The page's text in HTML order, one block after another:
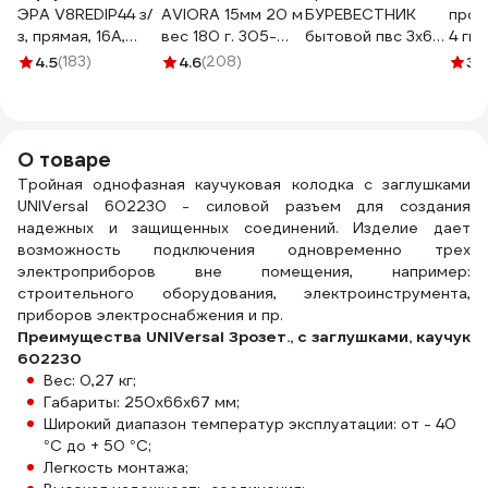
ЭРА V8REDIP44 з/
з, прямая, 16A,
IP44, красная
4.5(183)
AVIORA 15мм 20 м
вес 180 г. 305-
0654.6(208)
БУРЕВЕСТНИК
бытовой пвс 3x6
4
3.7
О товаре
Тройная однофазная каучуковая колодка с заглушками
UNIVersal 602230 - силовой разъем для создания
надежных и защищенных соединений. Изделие дает
возможность подключения одновременно трех
электроприборов вне помещения, например:
строительного оборудования, электроинструмента,
приборов электроснабжения и пр.
Преимущества UNIVersal 3розет., с заглушками, каучук
602230
Вес: 0,27 кг;
Габариты: 250х66х67 мм;
Широкий диапазон температур эксплуатации: от - 40
°С до + 50 °С;
Легкость монтажа;